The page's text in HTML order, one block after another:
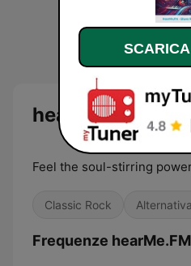
hearMe.FM
Feel the soul-stirring
Classic Rock
Frequenze